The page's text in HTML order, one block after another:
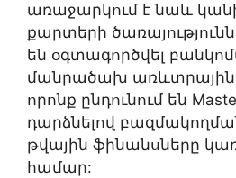
առաջարկում է նաև
քարտերի
են օգտագործվել
մանրածախ առևտրային
որոնք ընդունում են
դարձնելով
թվային ֆինանսները
համար: